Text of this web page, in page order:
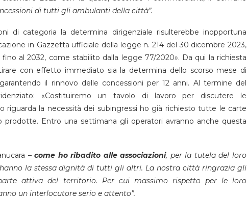
di tutti gli ambulanti della città”.
di categoria la determina dirigenziale risulterebbe inopportuna
in Gazzetta ufficiale della legge n. 214 del 30 dicembre 2023,
al 2032, come stabilito dalla legge 77/2020». Da qui la richiesta
con effetto immediato sia la determina dello scorso mese di
il rinnovo delle concessioni per 12 anni. Al termine del
«Costituiremo un tavolo di lavoro per discutere le
riguarda la necessità dei subingressi ho già richiesto tutte le carte
Entro una settimana gli operatori avranno anche questa
–come ho ribadito alle associazioni, per la tutela del loro
la stessa dignità di tutti gli altri. La nostra città ringrazia gli
attiva del territorio. Per cui massimo rispetto per le loro
un interlocutore serio e attento”.